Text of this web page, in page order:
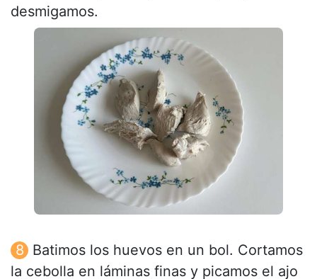
desmigamos.
Batimos los huevos en un bol. Cortamos
la cebolla en láminas finas y picamos el ajo